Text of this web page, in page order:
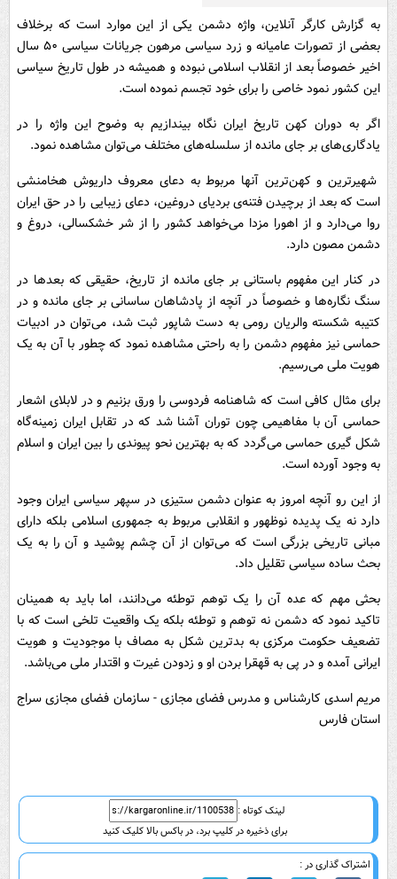
به گزارش کارگر آنلاین، واژه دشمن یکی از این موارد است که برخلاف
بعضی از تصورات عامیانه و زرد سیاسی مرهون جریانات سیاسی ۵۰ سال
اخیر خصوصاً بعد از انقلاب اسلامی نبوده و همیشه در طول تاریخ سیاسی
این کشور نمود خاصی را برای خود تجسم نموده است.
اگر به دوران کهن تاریخ ایران نگاه بیندازیم به وضوح این واژه را در
یادگاری‌های بر جای مانده از سلسله‌های مختلف می‌توان مشاهده نمود.
شهیرترین و کهن‌ترین آنها مربوط به دعای معروف داریوش هخامنشی
است که بعد از برچیدن فتنه‌ی بردیای دروغین، دعای زیبایی را در حق ایران
روا می‌دارد و از اهورا مزدا می‌خواهد کشور را از شر خشکسالی، دروغ و
دشمن مصون دارد.
در کنار این مفهوم باستانی بر جای مانده از تاریخ، حقیقی که بعدها در
سنگ نگاره‌ها و خصوصاً در آنچه از پادشاهان ساسانی بر جای مانده و در
کتیبه شکسته والریان رومی به دست شاپور ثبت شد، می‌توان در ادبیات
حماسی نیز مفهوم دشمن را به راحتی مشاهده نمود که چطور با آن به یک
هویت ملی می‌رسیم.
برای مثال کافی است که شاهنامه فردوسی را ورق بزنیم و در لابلای اشعار
حماسی آن با مفاهیمی چون توران آشنا شد که در تقابل ایران زمینه‌گاه
شکل گیری حماسی می‌گردد که به بهترین نحو پیوندی را بین ایران و اسلام
به وجود آورده است.
از این رو آنچه امروز به عنوان دشمن ستیزی در سپهر سیاسی ایران وجود
دارد نه یک پدیده نوظهور و انقلابی مربوط به جمهوری اسلامی بلکه دارای
مبانی تاریخی بزرگی است که می‌توان از آن چشم پوشید و آن را به یک
بحث ساده سیاسی تقلیل داد.
بحثی مهم که عده آن را یک توهم توطئه می‌دانند، اما باید به همینان
تاکید نمود که دشمن نه توهم و توطئه بلکه یک واقعیت تلخی است که با
تضعیف حکومت مرکزی به بدترین شکل به مصاف با موجودیت و هویت
ایرانی آمده و در پی به قهقرا بردن او و زدودن غیرت و اقتدار ملی می‌باشد.
مریم اسدی کارشناس و مدرس فضای مجازی - سازمان فضای مجازی سراج
استان فارس
لینک کوتاه :
برای ذخیره در کلیپ برد، در باکس بالا کلیک کنید
اشتراک گذاری در :